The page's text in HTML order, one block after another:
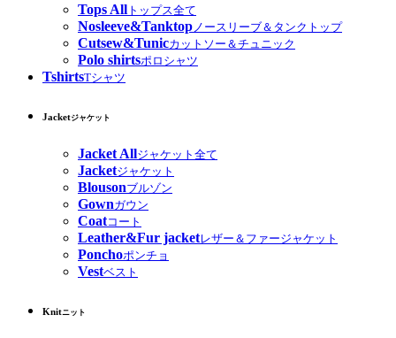
Tops All トップス全て
Nosleeve&Tanktop ノースリーブ＆タンクトップ
Cutsew&Tunicカットソー＆チュニック
Polo shirtsポロシャツ
TshirtsTシャツ
Jacketジャケット
Jacket Allジャケット全て
Jacketジャケット
Blousonブルゾン
Gownガウン
Coatコート
Leather&Fur jacketレザー＆ファージャケット
Ponchoポンチョ
Vestベスト
Knitニット